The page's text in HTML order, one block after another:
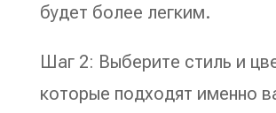
будет более легким.
Шаг 2: Выберите стиль и
которые подходят именно